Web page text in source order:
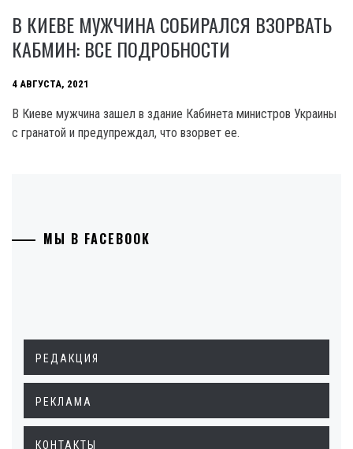
В КИЕВЕ МУЖЧИНА СОБИРАЛСЯ ВЗОРВАТЬ
КАБМИН: ВСЕ ПОДРОБНОСТИ
4 АВГУСТА, 2021
В Киеве мужчина зашел в здание Кабинета министров Украины
с гранатой и предупреждал, что взорвет ее.
МЫ В FACEBOOK
РЕДАКЦИЯ
РЕКЛАМА
КОНТАКТЫ